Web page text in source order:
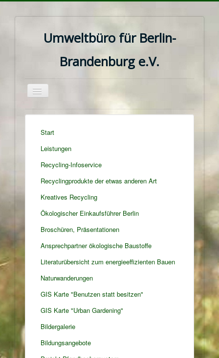
Umweltbüro für Berlin-
Brandenburg e.V.
Navigation
Start
Leistungen
Recycling-Infoservice
Recyclingprodukte der etwas anderen Art
Kreatives Recycling
Ökologischer Einkaufsführer Berlin
Broschüren, Präsentationen
Ansprechpartner ökologische Baustoffe
Literaturübersicht zum energieeffizienten Bauen
Naturwanderungen
GIS Karte "Benutzen statt besitzen"
GIS Karte "Urban Gardening"
Bildergalerie
Bildungsangebote